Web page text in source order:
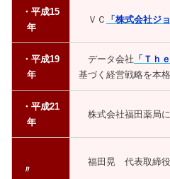
・平成15
年
ＶＣ 「株式会社ジ
・平成19
年
データ会社 「Ｔｈ
基づく経営戦略を本
・平成21
年
株式会社福田薬局
〃
福田晃 代表取締